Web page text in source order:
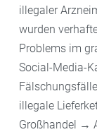
illegaler
wurden
Problems im
Social-Media-
illegale
Großhandel →